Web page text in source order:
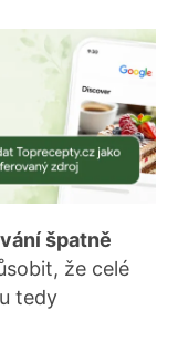
špatně
že celé
tedy